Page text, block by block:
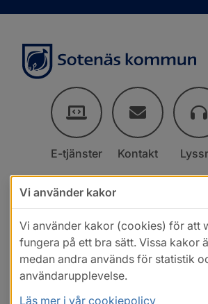
E-tjänster Kontakt
Vi använder kakor
Vi använder kakor (cookies) för att
fungera på ett bra sätt. Vissa kakor
medan andra används för statistik
användarupplevelse.
Läs mer i vår cookiepolicy